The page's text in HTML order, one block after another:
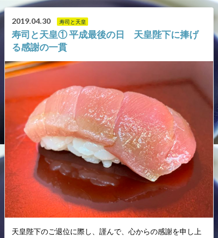
2019.04.30 寿司と天皇
寿司と天皇① 平成最後の日 天皇陛下に捧げ
る感謝の一貫
天皇陛下のご退位に際し、謹んで、心からの感謝を申し上